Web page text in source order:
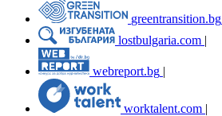
greentransition.bg
lostbulgaria.com |
webreport.bg
worktalent.com |